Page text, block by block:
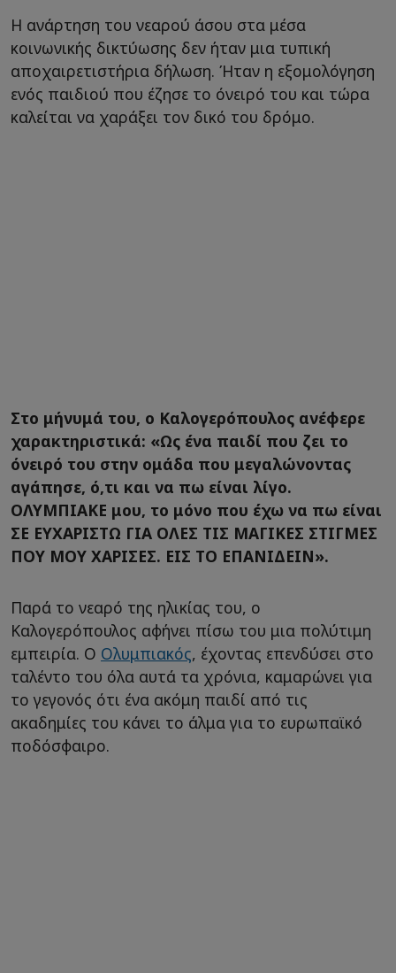
Η ανάρτηση του νεαρού άσου στα μέσα
κοινωνικής δικτύωσης δεν ήταν μια τυπική
αποχαιρετιστήρια δήλωση. Ήταν η εξομολόγηση
ενός παιδιού που έζησε το όνειρό του και τώρα
καλείται να χαράξει τον δικό του δρόμο.
Στο μήνυμά του, ο Καλογερόπουλος ανέφερε
χαρακτηριστικά: «Ως ένα παιδί που ζει το
όνειρό του στην ομάδα που μεγαλώνοντας
αγάπησε, ό,τι και να πω είναι λίγο.
ΟΛΥΜΠΙΑΚΕ μου, το μόνο που έχω να πω είναι
ΣΕ ΕΥΧΑΡΙΣΤΩ ΓΙΑ ΟΛΕΣ ΤΙΣ ΜΑΓΙΚΕΣ ΣΤΙΓΜΕΣ
ΠΟΥ ΜΟΥ ΧΑΡΙΣΕΣ. ΕΙΣ ΤΟ ΕΠΑΝΙΔΕΙΝ».
Παρά το νεαρό της ηλικίας του, ο
Καλογερόπουλος αφήνει πίσω του μια πολύτιμη
εμπειρία. Ο Ολυμπιακός, έχοντας επενδύσει στο
ταλέντο του όλα αυτά τα χρόνια, καμαρώνει για
το γεγονός ότι ένα ακόμη παιδί από τις
ακαδημίες του κάνει το άλμα για το ευρωπαϊκό
ποδόσφαιρο.